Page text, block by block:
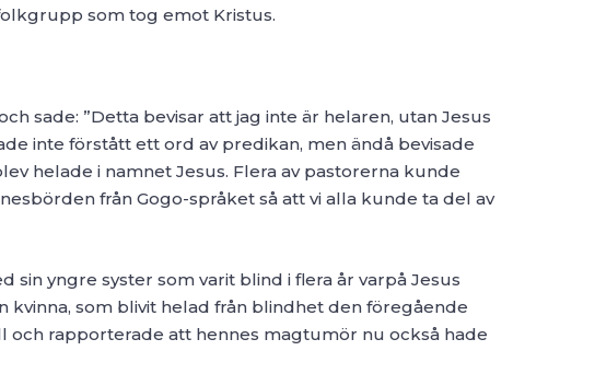
som tog emot Kristus.
sade: ”Detta bevisar att jag inte är helaren, utan Jesus
inte förstått ett ord av predikan, men ändå bevisade
helade i namnet Jesus. Flera av pastorerna kunde
från Gogo-språket så att vi alla kunde ta del av
sin yngre syster som varit blind i flera år varpå Jesus
kvinna, som blivit helad från blindhet den föregående
och rapporterade att hennes magtumör nu också hade